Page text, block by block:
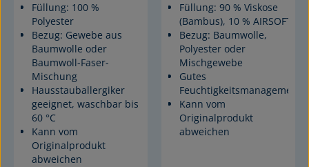
Füllung: 100 %
Polyester
Bezug: Gewebe aus
Baumwolle oder
Baumwoll-Faser-
Mischung
Hausstauballergiker
geeignet, waschbar bis
60 °C
Kann vom
Originalprodukt
abweichen
Füllung: 90 % Viskose
(Bambus), 10 % AIRSOFT®
Bezug: Baumwolle,
Polyester oder
Mischgewebe
Gutes
Feuchtigkeitsmanagement
Kann vom
Originalprodukt
abweichen